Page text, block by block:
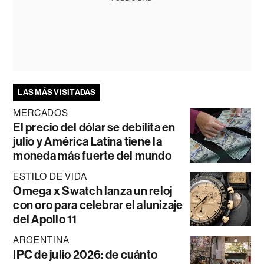
LAS MÁS VISITADAS
MERCADOS
El precio del dólar se debilita en
julio y América Latina tiene la
moneda más fuerte del mundo
ESTILO DE VIDA
Omega x Swatch lanza un reloj
con oro para celebrar el alunizaje
del Apollo 11
ARGENTINA
IPC de julio 2026: de cuánto